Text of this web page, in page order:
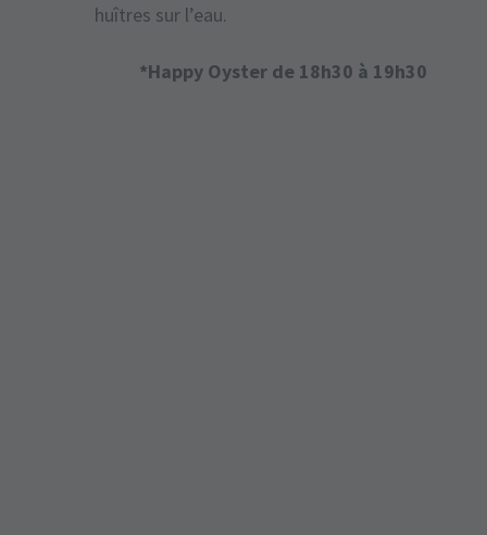
huîtres sur l’eau.
*Happy Oyster de 18h30 à 19h30